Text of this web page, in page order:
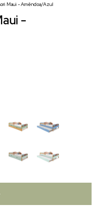
Maui - Amêndoa/Azul
-